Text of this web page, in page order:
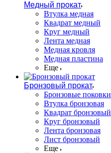
Медный прокат
Втулка медная
Квадрат медный
Круг медный
Лента медная
Медная кровля
Медная пластина
Еще
Бронзовый прокат
Бронзовые поковки
Втулка бронзовая
Квадрат бронзовый
Круг бронзовый
Лента бронзовая
Лист бронзовый
Еще